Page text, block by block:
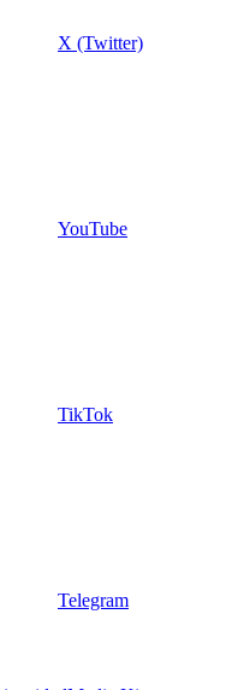
X (Twitter)
YouTube
TikTok
Telegram